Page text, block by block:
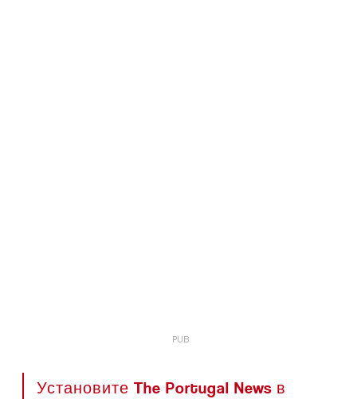
Установите The Portugal News в